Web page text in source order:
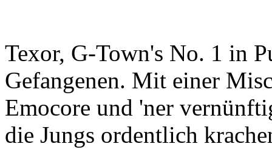
Texor, G-Town's No. 1 in
Gefangenen. Mit einer
Emocore und 'ner
die Jungs ordentlich